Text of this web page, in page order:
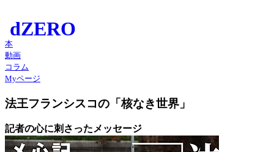
本
動画
コラム
Myページ
法王フランシスコの「核なき世界」
記者の心に刺さったメッセージ